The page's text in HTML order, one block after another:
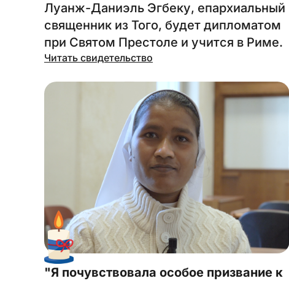
Луанж-Даниэль Эгбеку, епархиальный
священник из Того, будет дипломатом
при Святом Престоле и учится в Риме.
Читать свидетельство
"Я почувствовала особое призвание к